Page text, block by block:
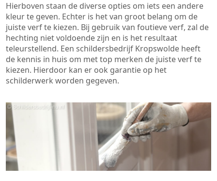
Hierboven staan de diverse opties om iets een andere
kleur te geven. Echter is het van groot belang om de
juiste verf te kiezen. Bij gebruik van foutieve verf, zal de
hechting niet voldoende zijn en is het resultaat
teleurstellend. Een schildersbedrijf Kropswolde heeft
de kennis in huis om met top merken de juiste verf te
kiezen. Hierdoor kan er ook garantie op het
schilderwerk worden gegeven.